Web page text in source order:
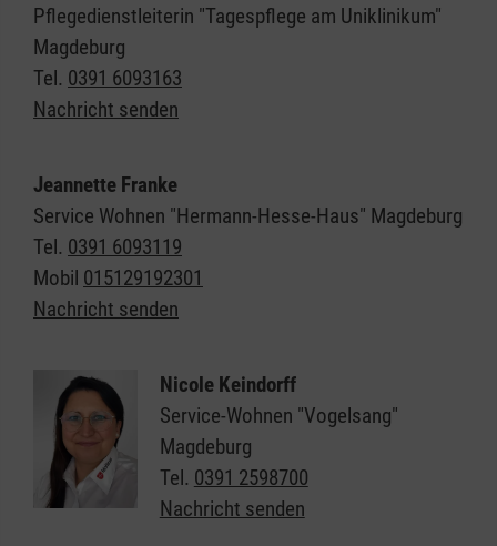
Pflegedienstleiterin "Tagespflege am Uniklinikum"
Magdeburg
Tel. 0391 6093163
Nachricht senden
Jeannette Franke
Service Wohnen "Hermann-Hesse-Haus" Magdeburg
Tel. 0391 6093119
Mobil 015129192301
Nachricht senden
Nicole Keindorff
Service-Wohnen "Vogelsang"
Magdeburg
Tel. 0391 2598700
Nachricht senden